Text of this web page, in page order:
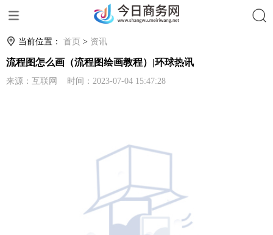
当前位置： 首页 > 资讯
流程图怎么画（流程图绘画教程）|环球热讯
来源：互联网 时间：2023-07-04 15:47:28